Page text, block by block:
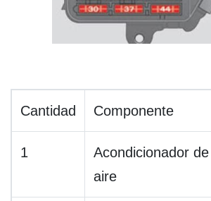
Cantidad Componente
1
Acondicionador de
aire